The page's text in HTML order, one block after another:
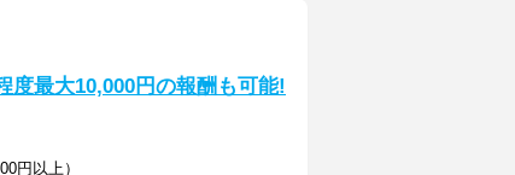
度最大10,000円の報酬も可能!
円以上）